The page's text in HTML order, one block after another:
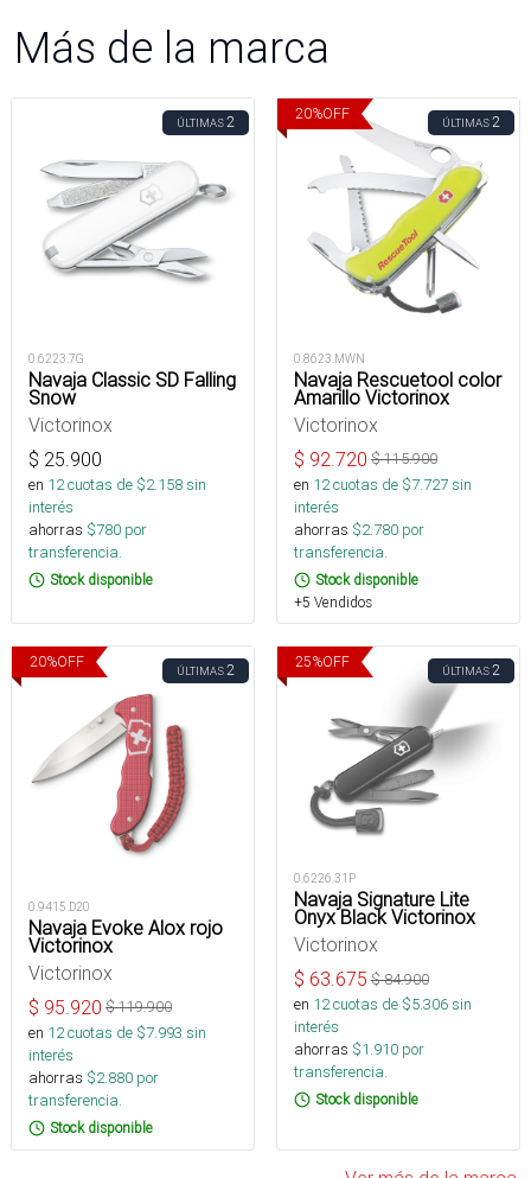
Más de la marca
ÚLTIMAS2
0.6223.7G
Navaja Classic SD Falling
Snow
Victorinox
$ 25.900
en 12cuotas de $2.158sin
interés
ahorras $780 por
transferencia.
Stock disponible
20%OFF
ÚLTIMAS2
0.8623.MWN
Navaja Rescuetool color
Amarillo Victorinox
Victorinox
$ 92.720 $115.900
en 12cuotas de $7.727sin
interés
ahorras $2.780 por
transferencia.
Stock disponible
+5 Vendidos
20%OFF
ÚLTIMAS2
0.9415.D20
Navaja Evoke Alox rojo
Victorinox
Victorinox
$ 95.920 $119.900
en 12cuotas de $7.993 sin
interés
ahorras $2.880 por
transferencia.
Stock disponible
25%OFF
ÚLTIMAS2
0.6226.31P
Navaja Signature Lite
Onyx Black Victorinox
Victorinox
$ 63.675 $84.900
en 12cuotas de $5.306sin
interés
ahorras $1.910 por
transferencia.
Stock disponible